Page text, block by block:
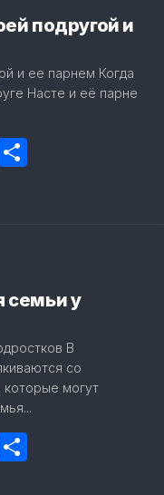
подругой и
и ее парнем Когда
Насте и её парне
семьи у
В
со
могут